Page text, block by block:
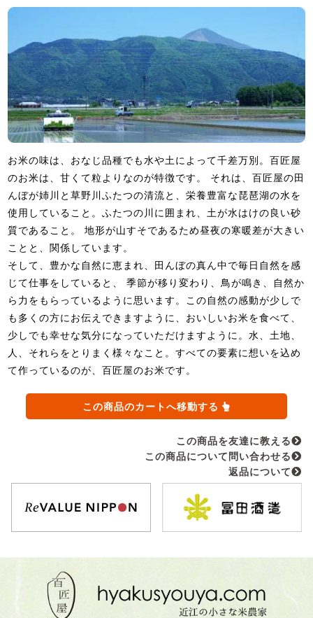
お米の味は、おなじ品種でも水や土によって千差万別。百匠屋
のお米は、甘くて粒よりなのが特徴です。 それは、百匠屋の田
んぼが姉川と草野川ふたつの清流と、栄養豊富な琵琶湖の水を
使用していること。ふたつの川に囲まれ、土が水はけの良い砂
質であること。 地形が山すそであるため昼夜の寒暖差が大きい
ことと、関係しています。
そして、豊かな自然に恵まれ、田んぼの真ん中で毎日自然を感
じて仕事をしていると、 季節が移り変わり、鳥が鳴き、自然か
ら力をもらっているように思います。この自然の感動が少しで
も多くの方にお伝えできますように、おいしいお米を食べて、
少しでも幸せな気分になっていただけますように。水、土地、
人、それらをとりまく様々なこと。すべての要素に想いを込め
て作っているのが、百匠屋のお米です。
この商品のカートへ移動する
この商品を友達に教える
この商品について問い合わせる
返品について